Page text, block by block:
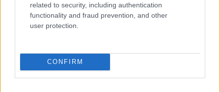
related to security, including authentication
functionality and fraud prevention, and other
user protection.
CONFIRM